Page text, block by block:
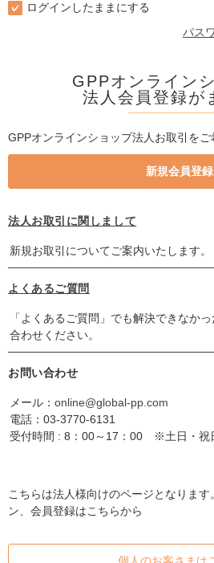
ログインしたままにする
パス
GPPオンライン
法人会員登録が
GPPオンラインショップ法人お取引をご
法人お取引に関しまして
新規お取引についてご案内いたします。
よくあるご質問
「よくあるご質問」でも解決できなか
合わせください。
お問い合わせ
メール： online@global-pp.com
電話： 03-3770-6131
受付時間 : 8：00～17：00 ※土日・祝
こちらは法人様向けのページとなりま
ン、会員登録はこちらから